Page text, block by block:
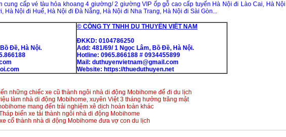
cung cấp vé tàu hỏa khoang 4 giường/ 2 giường VIP ốp gỗ cao cấp tuyến Hà Nội đi Lào Cai, Hà Nội
Hà Nội đi Huế, Hà Nội đi Đà Nẵng, Hà Nội đi Nha Trang, Hà Nội đi Sài Gòn...
Đề, Hà Nội.
© CÔNG TY TNHH DU THUYỀN VIỆT NAM
ĐKKD: 0104786250
Add: 481/69/ 1 Ngọc Lâm, Bồ Đề, Hà Nội.
Hotline: 0965.866188 # 0934455899
Mail: duthuyenvietnam@gmail.com
Website: https://thueduthuyen.net
những chiếc xe cũ thành ngôi nhà di động Mobihome để đi du lịch
làm nhà di động Mobihome, xuyên Việt 3 tháng hưởng trăng mật
mang đến trải nghiệm xê dịch hoàn toàn khác
biến xe tải thành ngôi nhà di động Mobihome
cổ thành nhà di động Mobihome đưa vợ con du lịch